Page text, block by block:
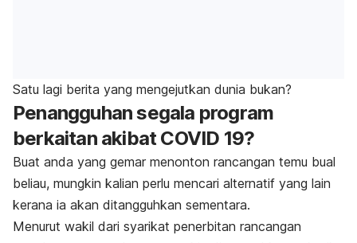
Satu lagi berita yang mengejutkan dunia bukan?
Penangguhan segala program
berkaitan akibat COVID 19?
Buat anda yang gemar menonton rancangan temu bual
beliau, mungkin kalian perlu mencari alternatif yang lain
kerana ia akan ditangguhkan sementara.
Menurut wakil dari syarikat penerbitan rancangan